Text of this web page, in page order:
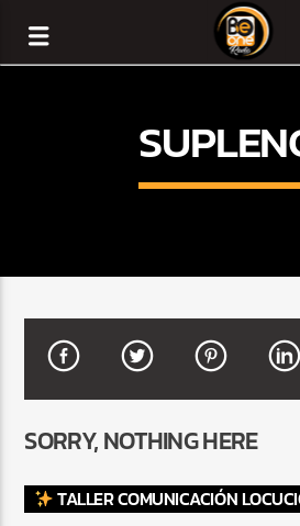
TITLE
SORRY, NOTHING HERE
TALLER COMUNICACIÓN